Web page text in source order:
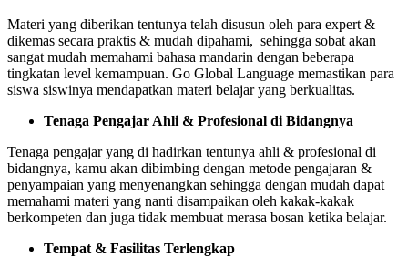
Materi yang diberikan tentunya telah disusun oleh para expert &
dikemas secara praktis & mudah dipahami, sehingga sobat akan
sangat mudah memahami bahasa mandarin dengan beberapa
tingkatan level kemampuan. Go Global Language memastikan para
siswa siswinya mendapatkan materi belajar yang berkualitas.
Tenaga Pengajar Ahli & Profesional di Bidangnya
Tenaga pengajar yang di hadirkan tentunya ahli & profesional di
bidangnya, kamu akan dibimbing dengan metode pengajaran &
penyampaian yang menyenangkan sehingga dengan mudah dapat
memahami materi yang nanti disampaikan oleh kakak-kakak
berkompeten dan juga tidak membuat merasa bosan ketika belajar.
Tempat & Fasilitas Terlengkap